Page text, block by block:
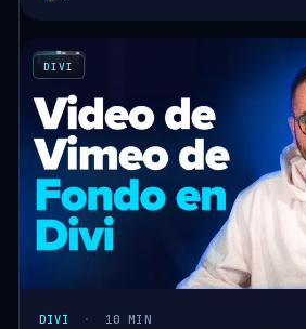
DIVI
DIVI · 10 MIN